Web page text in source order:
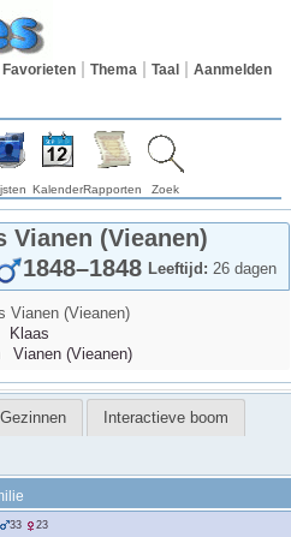
Favorieten Thema Taal Aanmelden
KalenderRapporten Zoek
Vianen (Vieanen)
Leeftijd: 26 dagen
1848–1848
Vianen (Vieanen)
Klaas
Vianen (Vieanen)
Gezinnen Interactieve boom
33 23